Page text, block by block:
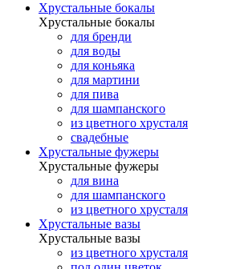
Хрустальные бокалы
Хрустальные бокалы
для бренди
для воды
для коньяка
для мартини
для пива
для шампанского
из цветного хрусталя
свадебные
Хрустальные фужеры
Хрустальные фужеры
для вина
для шампанского
из цветного хрусталя
Хрустальные вазы
Хрустальные вазы
из цветного хрусталя